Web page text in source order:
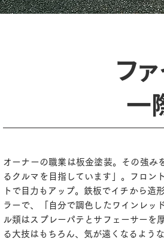
フ
一
オーナーの職業は板金塗装。その強み
るクルマを目指しています」。フロン
トで目力もアップ。鉄板でイチから造
ラーで、「自分で調色したワインレッ
ル類はスプレーパテとサフェーサーを
る大技はもちろん、気が遠くなるよう